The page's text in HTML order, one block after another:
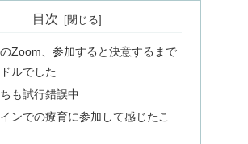
目次
Zoom、参加すると決意するまで
ルでした
も試行錯誤中
ンでの療育に参加して感じたこ